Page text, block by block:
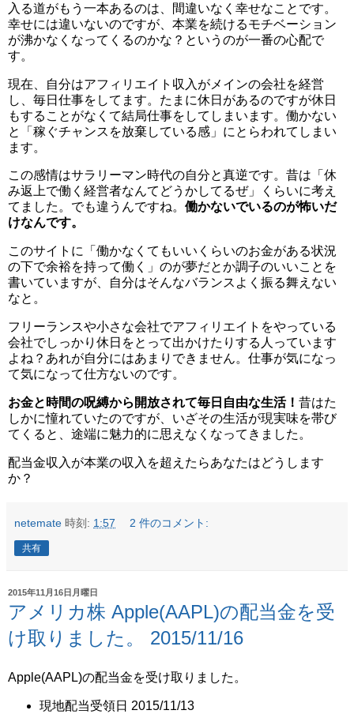
入る道がもう一本あるのは、間違いなく幸せなことです。
幸せには違いないのですが、本業を続けるモチベーション
が沸かなくなってくるのかな？というのが一番の心配で
す。
現在、自分はアフィリエイト収入がメインの会社を経営
し、毎日仕事をしてます。たまに休日があるのですが休日
もすることがなくて結局仕事をしてしまいます。働かない
と「稼ぐチャンスを放棄している感」にとらわれてしまい
ます。
この感情はサラリーマン時代の自分と真逆です。昔は「休
み返上で働く経営者なんてどうかしてるぜ」くらいに考え
てました。でも違うんですね。 働かないでいるのが怖いだ
けなんです。
このサイトに「働かなくてもいいくらいのお金がある状況
の下で余裕を持って働く」のが夢だとか調子のいいことを
書いていますが、自分はそんなバランスよく振る舞えない
なと。
フリーランスや小さな会社でアフィリエイトをやっている
会社でしっかり休日をとって出かけたりする人っています
よね？あれが自分にはあまりできません。仕事が気になっ
て気になって仕方ないのです。
お金と時間の呪縛から開放されて毎日自由な生活！ 昔はた
しかに憧れていたのですが、いざその生活が現実味を帯び
てくると、途端に魅力的に思えなくなってきました。
配当金収入が本業の収入を超えたらあなたはどうします
か？
netemate 時刻: 1:57 2 件のコメント:
共有
2015年11月16日月曜日
アメリカ株 Apple(AAPL)の配当金を受
け取りました。 2015/11/16
Apple(AAPL)の配当金を受け取りました。
現地配当受領日 2015/11/13